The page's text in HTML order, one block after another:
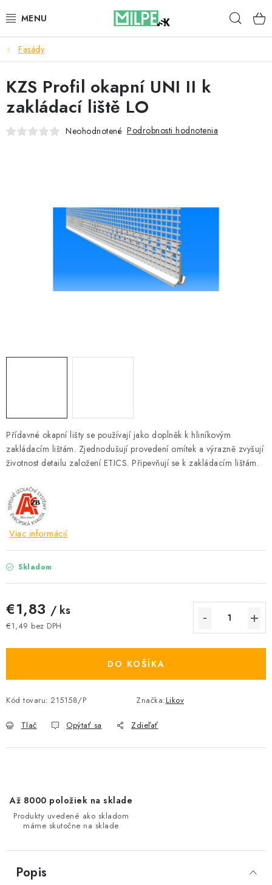
na
STREŠNÉ OKNÁ
PODKROVNÉ SCHODY
DOM A ZÁHRADA
KONTAKTY
Reklamace a vrácení zboží
Zásady používania súborov cookie
Podmínky ochrany osobních údajů
Obchodní podmínky
Fasády
Přídavné okapní lišty se používají jako doplněk k hliníkovým
zakládacím lištám. Zjednodušují provedení omítek a výrazně zvyšují
životnost detailu založení ETICS. Připevňují se k zakládacím lištám.
Viac informácií
Skladom
€1,83 / ks
€1,49 bez DPH
DO KOŠÍKA
Kód tovaru: 215158/P Značka:Likov
Tlač Opýtať sa Zdieľať
KZS Profil okapní UNI II k
zakládací liště LO
Neohodnotené Podrobnosti hodnotenia
Až 8000 položiek na sklade
Produkty uvedené ako skladom
máme skutočne na sklade
Popis